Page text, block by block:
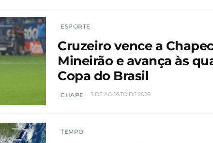
ESPORTE
Cruzeiro vence a
Mineirão e avança às
Copa do Brasil
CHAPE 5 DE AGOSTO DE 2026
TEMPO